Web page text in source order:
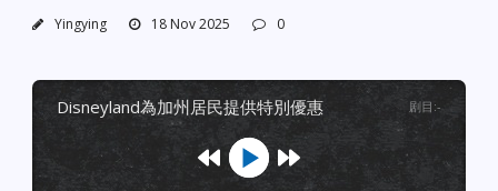
Yingying 18 Nov 2025 0
disneyland為加州居民提供特別優惠 剧目 :-